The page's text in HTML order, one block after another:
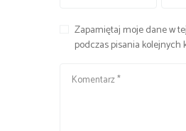
Zapamiętaj moje dane w
podczas pisania kolejnych